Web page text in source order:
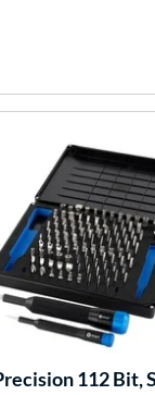
112 Bit,